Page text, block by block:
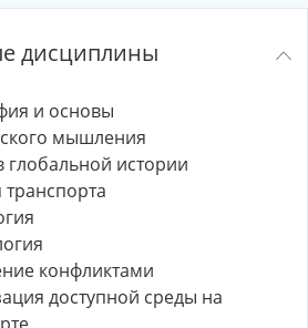
дисциплины
и основы
мышления
глобальной истории
конфликтами
доступной среды на